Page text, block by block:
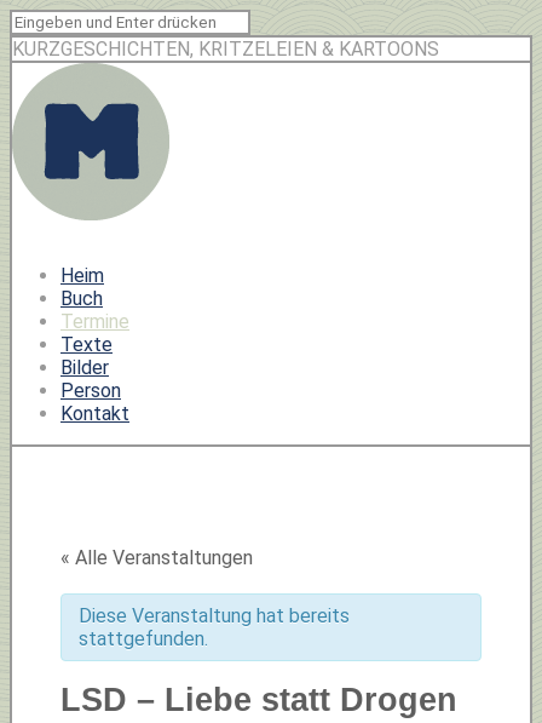
KURZGESCHICHTEN, KRITZELEIEN & KARTOONS
Heim
Buch
Termine
Texte
Bilder
Person
Kontakt
« Alle Veranstaltungen
Diese Veranstaltung hat bereits
stattgefunden.
LSD – Liebe statt Drogen